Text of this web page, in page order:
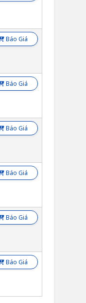
Báo Giá
Báo Giá
Báo Giá
Báo Giá
Báo Giá
Báo Giá